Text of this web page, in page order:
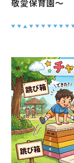
敬愛保育園～